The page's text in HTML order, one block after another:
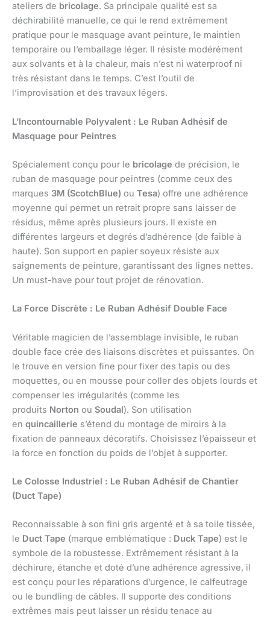
ateliers de bricolage. Sa principale qualité est sa
déchirabilité manuelle, ce qui le rend extrêmement
pratique pour le masquage avant peinture, le maintien
temporaire ou l’emballage léger. Il résiste modérément
aux solvants et à la chaleur, mais n’est ni waterproof ni
très résistant dans le temps. C’est l’outil de
l’improvisation et des travaux légers.
L’Incontournable Polyvalent : Le Ruban Adhésif de
Masquage pour Peintres
Spécialement conçu pour le bricolage de précision, le
ruban de masquage pour peintres (comme ceux des
marques 3M (ScotchBlue) ou Tesa) offre une adhérence
moyenne qui permet un retrait propre sans laisser de
résidus, même après plusieurs jours. Il existe en
différentes largeurs et degrés d’adhérence (de faible à
haute). Son support en papier soyeux résiste aux
saignements de peinture, garantissant des lignes nettes.
Un must-have pour tout projet de rénovation.
La Force Discrète : Le Ruban Adhésif Double Face
Véritable magicien de l’assemblage invisible, le ruban
double face crée des liaisons discrètes et puissantes. On
le trouve en version fine pour fixer des tapis ou des
moquettes, ou en mousse pour coller des objets lourds et
compenser les irrégularités (comme les
produits Norton ou Soudal). Son utilisation
en quincaillerie s’étend du montage de miroirs à la
fixation de panneaux décoratifs. Choisissez l’épaisseur et
la force en fonction du poids de l’objet à supporter.
Le Colosse Industriel : Le Ruban Adhésif de Chantier
(Duct Tape)
Reconnaissable à son fini gris argenté et à sa toile tissée,
le Duct Tape (marque emblématique : Duck Tape) est le
symbole de la robustesse. Extrêmement résistant à la
déchirure, étanche et doté d’une adhérence agressive, il
est conçu pour les réparations d’urgence, le calfeutrage
ou le bundling de câbles. Il supporte des conditions
extrêmes mais peut laisser un résidu tenace au